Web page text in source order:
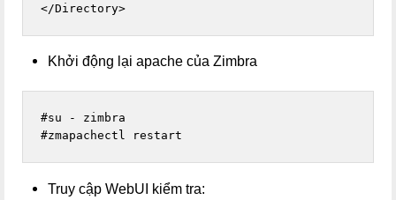
</Directory>
Khởi động lại apache của Zimbra
#su - zimbra
#zmapachectl restart
Truy cập WebUI kiểm tra: